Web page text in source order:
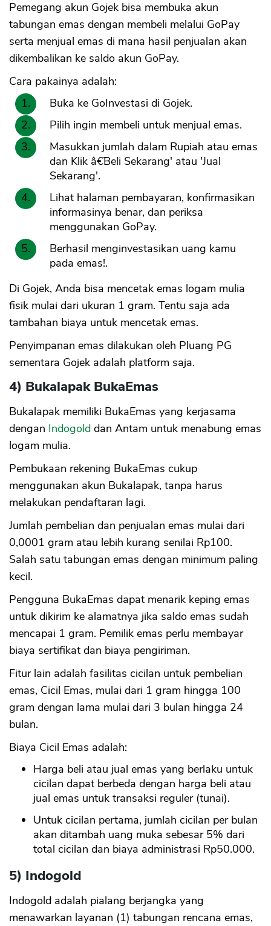
Pemegang akun Gojek bisa membuka akun
tabungan emas dengan membeli melalui GoPay
serta menjual emas di mana hasil penjualan akan
dikembalikan ke saldo akun GoPay.
Cara pakainya adalah:
Buka ke GoInvestasi di Gojek.
Pilih ingin membeli untuk menjual emas.
Masukkan jumlah dalam Rupiah atau emas
dan Klik â€˜Beli Sekarang' atau 'Jual
Sekarang'.
Lihat halaman pembayaran, konfirmasikan
informasinya benar, dan periksa
menggunakan GoPay.
Berhasil menginvestasikan uang kamu
pada emas!.
Di Gojek, Anda bisa mencetak emas logam mulia
fisik mulai dari ukuran 1 gram. Tentu saja ada
tambahan biaya untuk mencetak emas.
Penyimpanan emas dilakukan oleh Pluang PG
sementara Gojek adalah platform saja.
4) Bukalapak BukaEmas
Bukalapak memiliki BukaEmas yang kerjasama
dengan Indogold dan Antam untuk menabung emas
logam mulia.
Pembukaan rekening BukaEmas cukup
menggunakan akun Bukalapak, tanpa harus
melakukan pendaftaran lagi.
Jumlah pembelian dan penjualan emas mulai dari
0,0001 gram atau lebih kurang senilai Rp100.
Salah satu tabungan emas dengan minimum paling
kecil.
Pengguna BukaEmas dapat menarik keping emas
untuk dikirim ke alamatnya jika saldo emas sudah
mencapai 1 gram. Pemilik emas perlu membayar
biaya sertifikat dan biaya pengiriman.
Fitur lain adalah fasilitas cicilan untuk pembelian
emas, Cicil Emas, mulai dari 1 gram hingga 100
gram dengan lama mulai dari 3 bulan hingga 24
bulan.
Biaya Cicil Emas adalah:
Harga beli atau jual emas yang berlaku untuk
cicilan dapat berbeda dengan harga beli atau
jual emas untuk transaksi reguler (tunai).
Untuk cicilan pertama, jumlah cicilan per bulan
akan ditambah uang muka sebesar 5% dari
total cicilan dan biaya administrasi Rp50.000.
5) Indogold
Indogold adalah pialang berjangka yang
menawarkan layanan (1) tabungan rencana emas,